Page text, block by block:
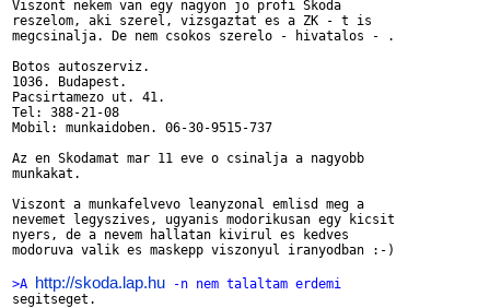
Viszont nekem van egy nagyon jo profi Skoda
reszelom, aki szerel, vizsgaztat es a ZK - t is
megcsinalja. De nem csokos szerelo - hivatalos - .
Botos autoszerviz.
1036. Budapest.
Pacsirtamezo ut. 41.
Tel: 388-21-08
Mobil: munkaidoben. 06-30-9515-737
Az en Skodamat mar 11 eve o csinalja a nagyobb
munkakat.
Viszont a munkafelvevo leanyzonal emlisd meg a
nevemet legyszives, ugyanis modorikusan egy kicsit
nyers, de a nevem hallatan kivirul es kedves
modoruva valik es maskepp viszonyul iranyodban :-)
>A http://skoda.lap.hu -n nem talaltam erdemi
segitseget.